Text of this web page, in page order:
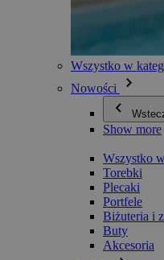
Wszystko w
Nowości
Show more
Wszystko
Torebki
Plecaki
Portfele
Biżuteria i
Buty
Akcesoria